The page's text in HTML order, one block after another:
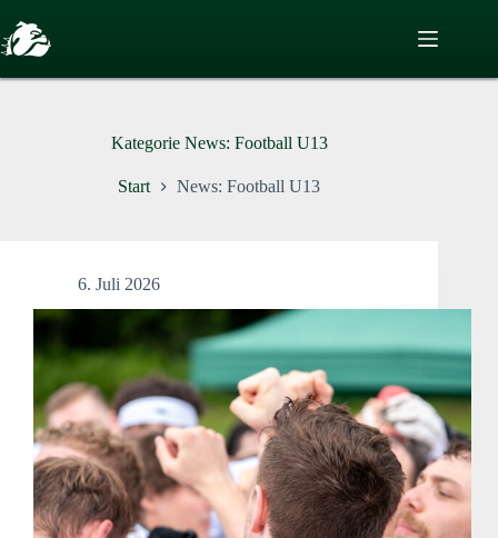
Inhalt
springen
KategorieNews: Football U13
Start News: Football U13
6. Juli 2026